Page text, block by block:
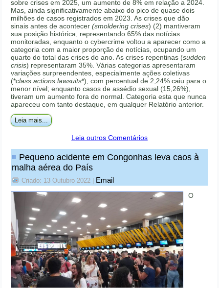
sobre crises em 2025, um aumento de 8% em relação a 2024.
Mas, ainda significativamente abaixo do pico de quase dois
milhões de casos registrados em 2023. As crises que dão
sinais antes de acontecer(smoldering crises) (2) mantiveram
sua posição histórica, representando 65% das notícias
monitoradas, enquanto o cybercrime voltou a aparecer como a
categoria com a maior proporção de notícias, ocupando um
quarto do total das crises do ano. As crises repentinas (sudden
crisis) representaram 35%. Várias categorias apresentaram
variações surpreendentes, especialmente ações coletivas
(*class actions lawsuits*), com percentual de 2,24% caiu para o
menor nível; enquanto casos de assédio sexual (15,26%),
tiveram um aumento fora do normal. Categoria esta que nunca
apareceu com tanto destaque, em qualquer Relatório anterior.
Leia mais...
Leia outros Comentários
Pequeno acidente em Congonhas leva caos à
malha aérea do País
Criado: 13 Outubro 2022 Email
O